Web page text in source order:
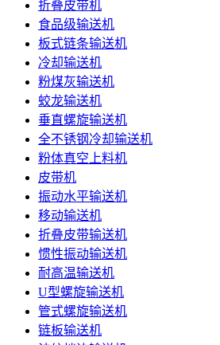
折叠皮带机
食品级输送机
板式链条输送机
冷却输送机
粉煤灰输送机
蛟龙输送机
垂直螺旋输送机
全不锈钢冷却输送机
粉体真空上料机
皮带机
振动水平输送机
移动输送机
折叠皮带输送机
惯性振动输送机
耐高温输送机
U型螺旋输送机
管式螺旋输送机
链板输送机